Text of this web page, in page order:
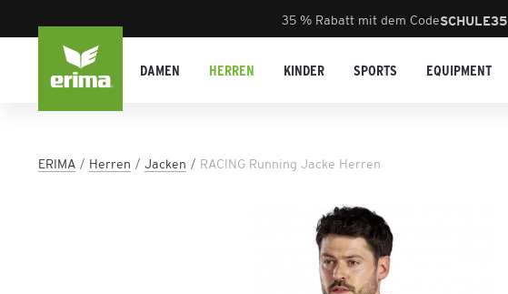
35 % Rabatt mit dem CodeSCHULE35
DAMEN HERREN KINDER SPORTS EQUIPMENT
ERIMA Herren Jacken RACING Running Jacke Herren